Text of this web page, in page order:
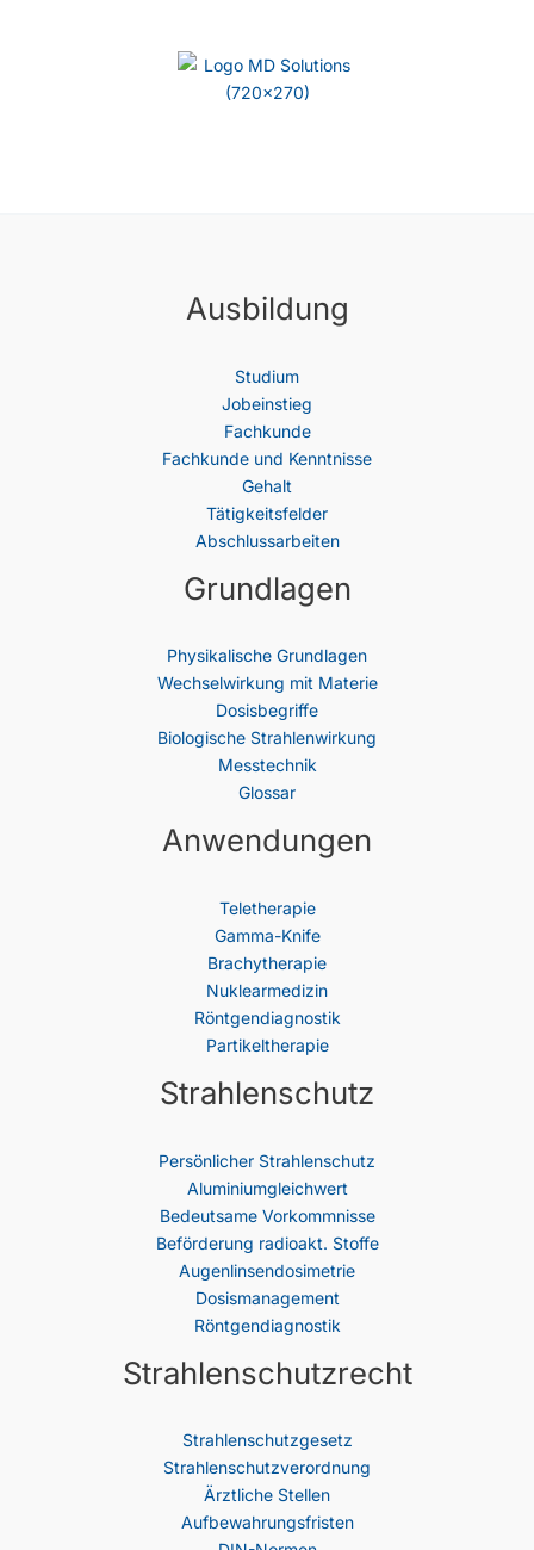
Ausbildung
Studium
Jobeinstieg
Fachkunde
Fachkunde und Kenntnisse
Gehalt
Tätigkeitsfelder
Abschlussarbeiten
Grundlagen
Physikalische Grundlagen
Wechselwirkung mit Materie
Dosisbegriffe
Biologische Strahlenwirkung
Messtechnik
Glossar
Anwendungen
Teletherapie
Gamma-Knife
Brachytherapie
Nuklearmedizin
Röntgendiagnostik
Partikeltherapie
Strahlenschutz
Persönlicher Strahlenschutz
Aluminiumgleichwert
Bedeutsame Vorkommnisse
Beförderung radioakt. Stoffe
Augenlinsendosimetrie
Dosismanagement
Röntgendiagnostik
Strahlenschutzrecht
Strahlenschutz­gesetz
Strahlenschutzverordnung
Ärztliche Stellen
Aufbewahrungsfristen